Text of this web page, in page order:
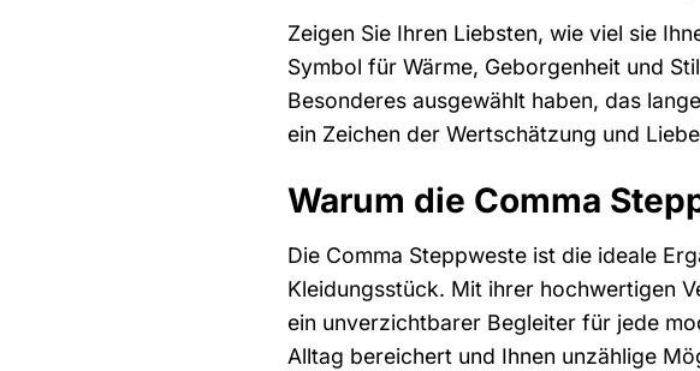
Zeigen Sie Ihren Liebsten, wie viel sie
Symbol für Wärme, Geborgenheit und
Besonderes ausgewählt haben, das
ein Zeichen der Wertschätzung und
Warum die Comma
Die Comma Steppweste ist die ideale
Kleidungsstück. Mit ihrer hochwertigen
ein unverzichtbarer Begleiter für jede
Alltag bereichert und Ihnen unzählige